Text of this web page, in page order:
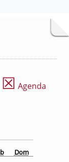
☒ Agenda
Dom